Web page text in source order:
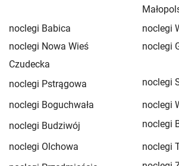
noclegi Babica
noclegi
noclegi Nowa Wieś
Czudecka
noclegi
noclegi Pstrągowa
noclegi
noclegi Boguchwała
noclegi
noclegi Budziwój
noclegi
noclegi Olchowa
noclegi